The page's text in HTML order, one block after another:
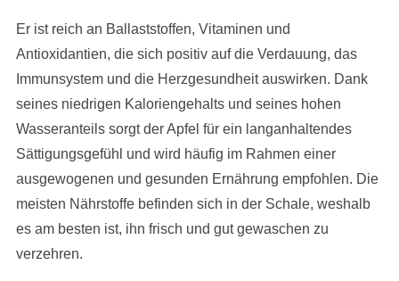
Er ist reich an Ballaststoffen, Vitaminen und
Antioxidantien, die sich positiv auf die Verdauung, das
Immunsystem und die Herzgesundheit auswirken. Dank
seines niedrigen Kaloriengehalts und seines hohen
Wasseranteils sorgt der Apfel für ein langanhaltendes
Sättigungsgefühl und wird häufig im Rahmen einer
ausgewogenen und gesunden Ernährung empfohlen. Die
meisten Nährstoffe befinden sich in der Schale, weshalb
es am besten ist, ihn frisch und gut gewaschen zu
verzehren.